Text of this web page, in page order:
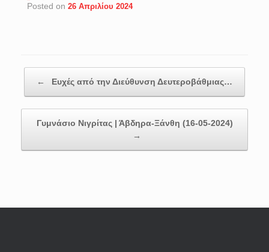
Posted on 26 Απριλίου 2024
←
Ευχές από την Διεύθυνση Δευτεροβάθμιας…
Γυμνάσιο Νιγρίτας | Άβδηρα-Ξάνθη (16-05-2024)
→